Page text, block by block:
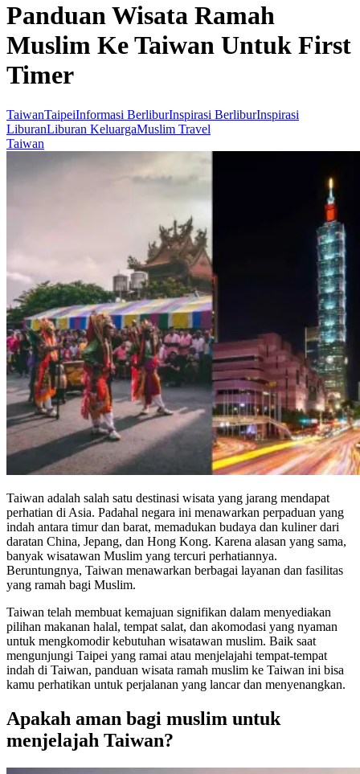
Panduan Wisata Ramah
Muslim Ke Taiwan Untuk First
Timer
TaiwanTaipeiInformasi BerliburInspirasi BerliburInspirasi
LiburanLiburan KeluargaMuslim Travel
Taiwan
Taiwan adalah salah satu destinasi wisata yang jarang mendapat
perhatian di Asia. Padahal negara ini menawarkan perpaduan yang
indah antara timur dan barat, memadukan budaya dan kuliner dari
daratan China, Jepang, dan Hong Kong. Karena alasan yang sama,
banyak wisatawan Muslim yang tercuri perhatiannya.
Beruntungnya, Taiwan menawarkan berbagai layanan dan fasilitas
yang ramah bagi Muslim.
Taiwan telah membuat kemajuan signifikan dalam menyediakan
pilihan makanan halal, tempat salat, dan akomodasi yang nyaman
untuk mengkomodir kebutuhan wisatawan muslim. Baik saat
mengunjungi Taipei yang ramai atau menjelajahi tempat-tempat
indah di Taiwan, panduan wisata ramah muslim ke Taiwan ini bisa
kamu perhatikan untuk perjalanan yang lancar dan menyenangkan.
Apakah aman bagi muslim untuk
menjelajah Taiwan?